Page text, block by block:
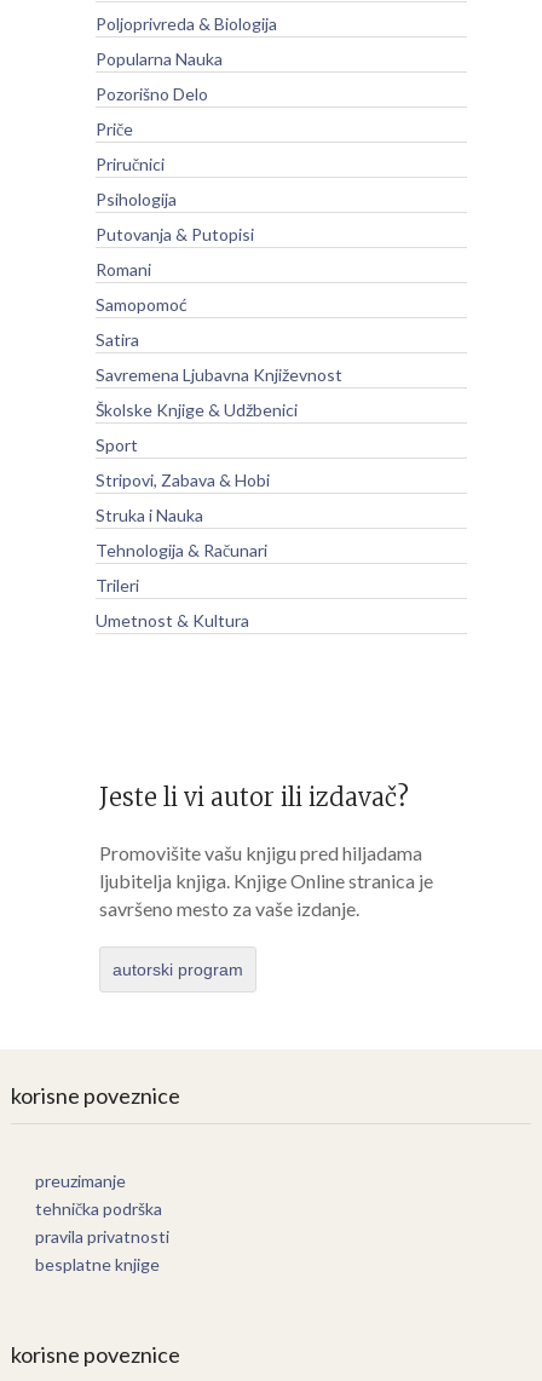
Poljoprivreda & Biologija
Popularna Nauka
Pozorišno Delo
Priče
Priručnici
Psihologija
Putovanja & Putopisi
Romani
Samopomoć
Satira
Savremena Ljubavna Književnost
Školske Knjige & Udžbenici
Sport
Stripovi, Zabava & Hobi
Struka i Nauka
Tehnologija & Računari
Trileri
Umetnost & Kultura
Jeste li vi autor ili izdavač?
Promovišite vašu knjigu pred hiljadama
ljubitelja knjiga. Knjige Online stranica je
savršeno mesto za vaše izdanje.
autorski program
korisne poveznice
preuzimanje
tehnička podrška
pravila privatnosti
besplatne knjige
korisne poveznice